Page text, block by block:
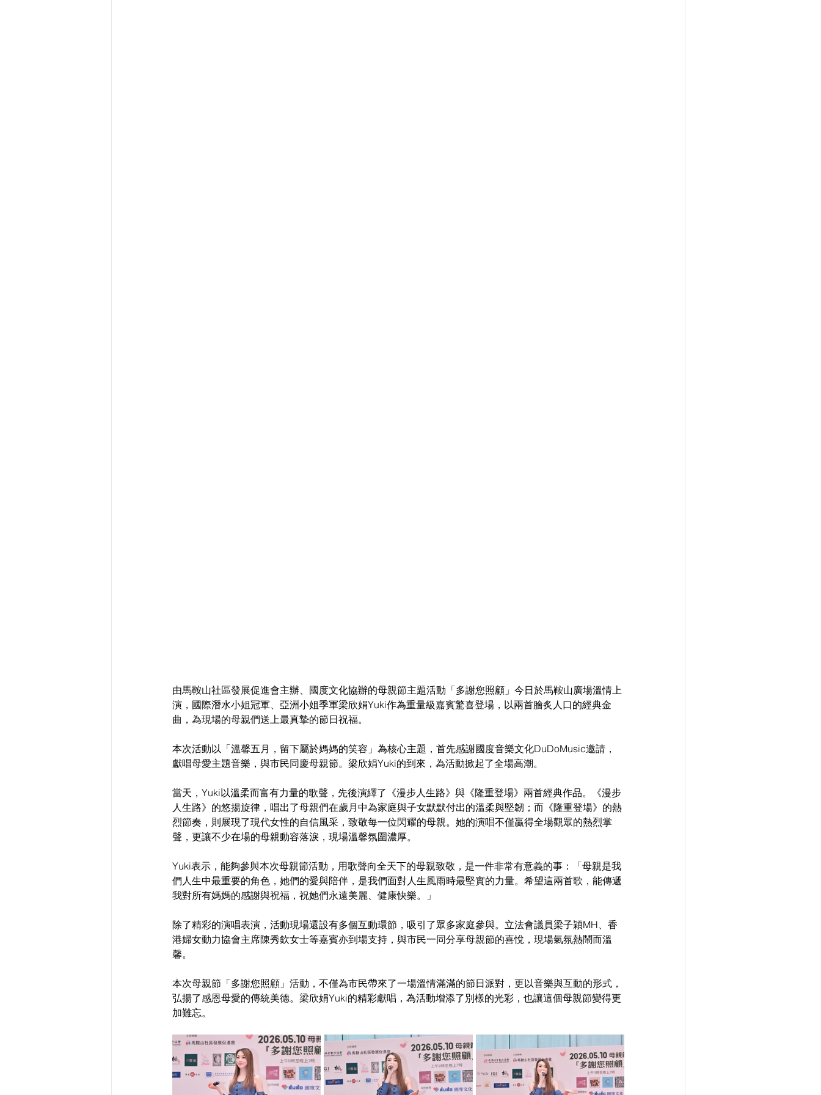
由馬鞍山社區發展促進會主辦、國度文化協辦的母親節主題活動「多謝您照顧」今日於馬鞍山廣場溫情上
演，國際潛水小姐冠軍、亞洲小姐季軍梁欣娟Yuki作為重量級嘉賓驚喜登場，以兩首膾炙人口的經典金
曲，為現場的母親們送上最真摯的節日祝福。
本次活動以「溫馨五月，留下屬於媽媽的笑容」為核心主題，首先感謝國度音樂文化DuDoMusic邀請，
獻唱母愛主題音樂，與市民同慶母親節。梁欣娟Yuki的到來，為活動掀起了全場高潮。
當天，Yuki以溫柔而富有力量的歌聲，先後演繹了《漫步人生路》與《隆重登場》兩首經典作品。《漫步
人生路》的悠揚旋律，唱出了母親們在歲月中為家庭與子女默默付出的溫柔與堅韌；而《隆重登場》的熱
烈節奏，則展現了現代女性的自信風采，致敬每一位閃耀的母親。她的演唱不僅贏得全場觀眾的熱烈掌
聲，更讓不少在場的母親動容落淚，現場溫馨氛圍濃厚。
Yuki表示，能夠參與本次母親節活動，用歌聲向全天下的母親致敬，是一件非常有意義的事：「母親是我
們人生中最重要的角色，她們的愛與陪伴，是我們面對人生風雨時最堅實的力量。希望這兩首歌，能傳遞
我對所有媽媽的感謝與祝福，祝她們永遠美麗、健康快樂。」
除了精彩的演唱表演，活動現場還設有多個互動環節，吸引了眾多家庭參與。立法會議員梁子穎MH、香
港婦女動力協會主席陳秀欽女士等嘉賓亦到場支持，與市民一同分享母親節的喜悅，現場氣氛熱鬧而溫
馨。
本次母親節「多謝您照顧」活動，不僅為市民帶來了一場溫情滿滿的節日派對，更以音樂與互動的形式，
弘揚了感恩母愛的傳統美德。梁欣娟Yuki的精彩獻唱，為活動增添了別樣的光彩，也讓這個母親節變得更
加難忘。